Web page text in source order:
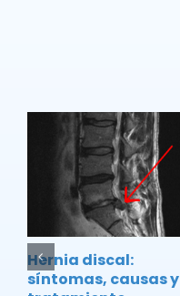
Hernia discal:
síntomas, causas y